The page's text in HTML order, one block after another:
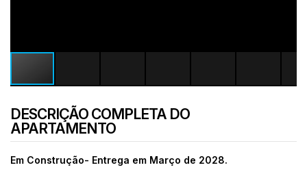
DESCRIÇÃO COMPLETA DO
APARTAMENTO
Em Construção- Entrega em Março de 2028.